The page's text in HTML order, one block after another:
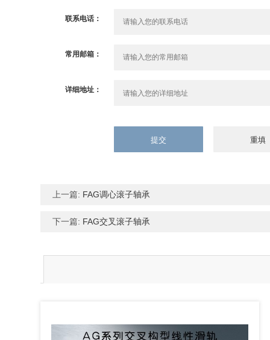
联系电话：
常用邮箱：
详细地址：
上一篇: FAG调心滚子轴承
下一篇: FAG交叉滚子轴承